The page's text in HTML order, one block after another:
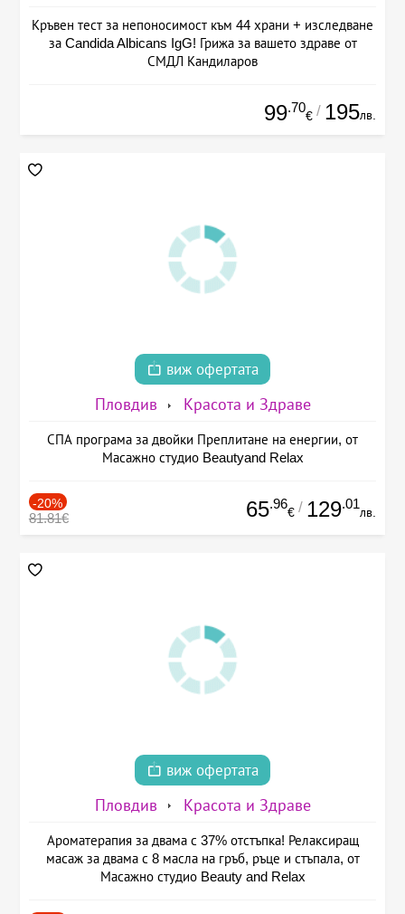
Кръвен тест за непоносимост към 44 храни + изследване
за Candida Albicans IgG! Грижа за вашето здраве от
СМДЛ Кандиларов
99.70
€ / 195лв.
виж офертата
Пловдив Красота и Здраве
СПА програма за двойки Преплитане на енергии, от
Масажно студио Beautyand Relax
-20%
81.81€ 65.96
€ / 129.01
лв.
виж офертата
Пловдив Красота и Здраве
Ароматерапия за двама с 37% отстъпка! Релаксиращ
масаж за двама с 8 масла на гръб, ръце и стъпала, от
Масажно студио Beauty and Relax